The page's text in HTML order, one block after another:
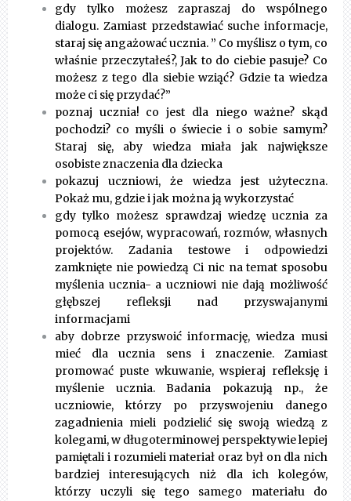
gdy tylko możesz zapraszaj do wspólnego
dialogu. Zamiast przedstawiać suche informacje,
staraj się angażować ucznia. ” Co myślisz o tym, co
właśnie przeczytałeś?, Jak to do ciebie pasuje? Co
możesz z tego dla siebie wziąć? Gdzie ta wiedza
może ci się przydać?”
poznaj ucznia! co jest dla niego ważne? skąd
pochodzi? co myśli o świecie i o sobie samym?
Staraj się, aby wiedza miała jak największe
osobiste znaczenia dla dziecka
pokazuj uczniowi, że wiedza jest użyteczna.
Pokaż mu, gdzie i jak można ją wykorzystać
gdy tylko możesz sprawdzaj wiedzę ucznia za
pomocą esejów, wypracowań, rozmów, własnych
projektów. Zadania testowe i odpowiedzi
zamknięte nie powiedzą Ci nic na temat sposobu
myślenia ucznia- a uczniowi nie dają możliwość
głębszej refleksji nad przyswajanymi
informacjami
aby dobrze przyswoić informację, wiedza musi
mieć dla ucznia sens i znaczenie. Zamiast
promować puste wkuwanie, wspieraj refleksję i
myślenie ucznia. Badania pokazują np., że
uczniowie, którzy po przyswojeniu danego
zagadnienia mieli podzielić się swoją wiedzą z
kolegami, w długoterminowej perspektywie lepiej
pamiętali i rozumieli materiał oraz był on dla nich
bardziej interesujących niż dla ich kolegów,
którzy uczyli się tego samego materiału do